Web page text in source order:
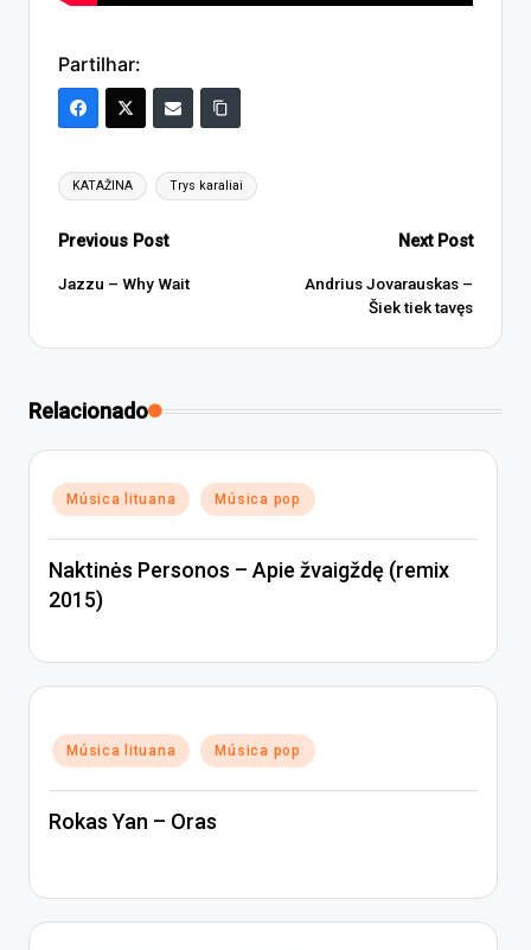
Partilhar:
Tags:
KATAŽINA Trys karaliai
Post
navigation
Previous Post
Jazzu – Why Wait
Next Post
Andrius Jovarauskas –
Šiek tiek tavęs
Relacionado
Posted
in
Música lituana Música pop
Naktinės Personos – Apie žvaigždę (remix
2015)
Posted
in
Música lituana Música pop
Rokas Yan – Oras